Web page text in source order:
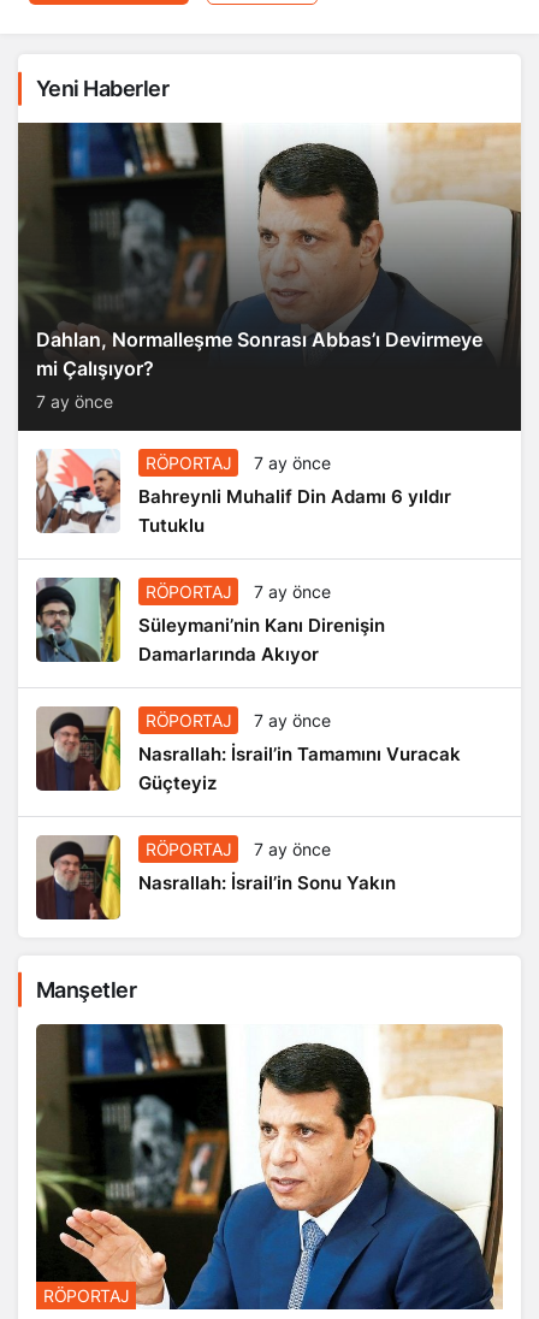
Yeni Haberler
Dahlan, Normalleşme Sonrası Abbas’ı Devirmeye
mi Çalışıyor?
7 ay önce
RÖPORTAJ 7 ay önce
Bahreynli Muhalif Din Adamı 6 yıldır
Tutuklu
RÖPORTAJ 7 ay önce
Süleymani’nin Kanı Direnişin
Damarlarında Akıyor
RÖPORTAJ 7 ay önce
Nasrallah: İsrail’in Tamamını Vuracak
Güçteyiz
RÖPORTAJ 7 ay önce
Nasrallah: İsrail’in Sonu Yakın
Manşetler
RÖPORTAJ